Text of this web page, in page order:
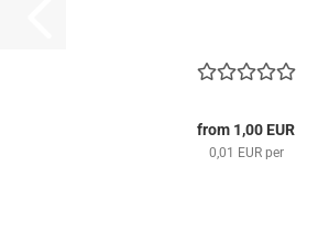
from 1,00 EUR
0,01 EUR per